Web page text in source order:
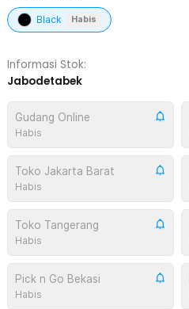
Black Habis
Informasi Stok:
Jabodetabek
Gudang Online
Habis
Toko Jakarta Barat
Habis
Toko Tangerang
Habis
Pick n Go Bekasi
Habis